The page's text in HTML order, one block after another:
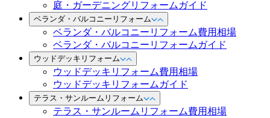
庭・ガーデニングリフォームガイド
ベランダ・バルコニーリフォーム
ベランダ・バルコニーリフォーム費用相場
ベランダ・バルコニーリフォームガイド
ウッドデッキリフォーム
ウッドデッキリフォーム費用相場
ウッドデッキリフォームガイド
テラス・サンルームリフォーム
テラス・サンルームリフォーム費用相場